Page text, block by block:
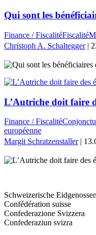
Qui sont les
Finance / FiscalitéFiscalité
Christoph A. Schaltegger|
L’Autriche doit faire
Finance / Fiscalité
européenne
Margit Schratzenstaller|
Schweizerische
Confédération suisse
Confederazione Svizzera
Confederaziun svizra